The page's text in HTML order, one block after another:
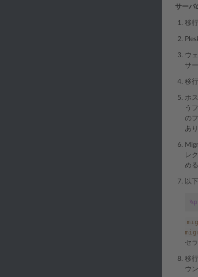
サーバ
移
ウ
サ
移
ホ
う
の
あ
レ
め
以
セ
移
ウ